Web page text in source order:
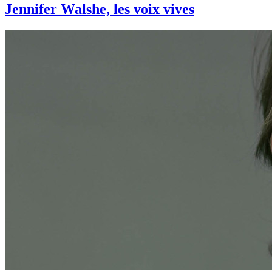
Jennifer Walshe, les voix vives